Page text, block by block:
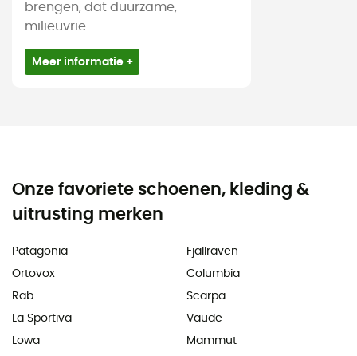
brengen, dat duurzame,
milieuvrie
Meer informatie +
Onze favoriete schoenen, kleding &
uitrusting merken
Patagonia
Ortovox
Rab
La Sportiva
Lowa
Fjällräven
Columbia
Scarpa
Vaude
Mammut